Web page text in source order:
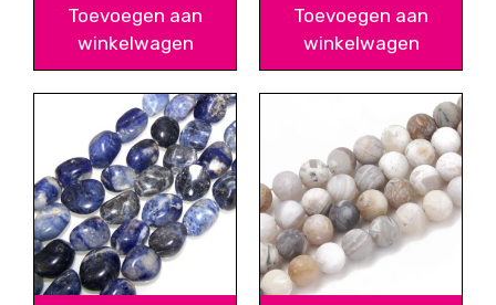
Toevoegen aan
winkelwagen
Toevoegen aan
winkelwagen